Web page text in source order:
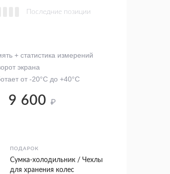
Последние позиции
+ статистика измерений
экрана
от -20°C до +40°C
ПОДАРОК
Сумка-холодильник / Чехлы
для хранения колес
9 600 ₽